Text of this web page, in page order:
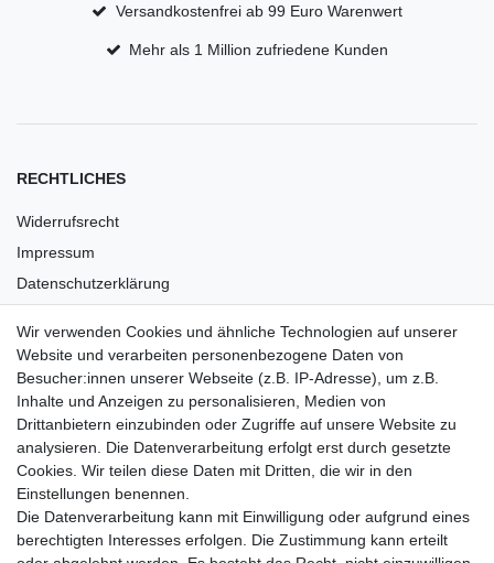
Versandkostenfrei ab 99 Euro Warenwert
Mehr als 1 Million zufriedene Kunden
RECHTLICHES
Widerrufsrecht
Impressum
Datenschutzerklärung
Versandkosten
Barrierefreiheit
Anleitungen
Vertrag widerrufen
PARTNER
DHL
Wir verwenden Cookies und ähnliche Technologien auf unserer
Website und verarbeiten personenbezogene Daten von
Besucher:innen unserer Webseite (z.B. IP-Adresse), um z.B.
Inhalte und Anzeigen zu personalisieren, Medien von
Drittanbietern einzubinden oder Zugriffe auf unsere Website zu
analysieren. Die Datenverarbeitung erfolgt erst durch gesetzte
Cookies. Wir teilen diese Daten mit Dritten, die wir in den
Einstellungen benennen.
Die Datenverarbeitung kann mit Einwilligung oder aufgrund eines
berechtigten Interesses erfolgen. Die Zustimmung kann erteilt